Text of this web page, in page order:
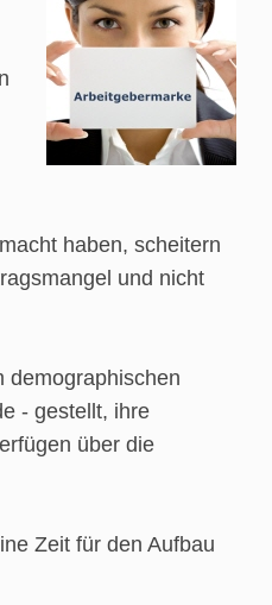
haben, scheitern
und nicht
demographischen
- gestellt, ihre
über die
Zeit für den Aufbau